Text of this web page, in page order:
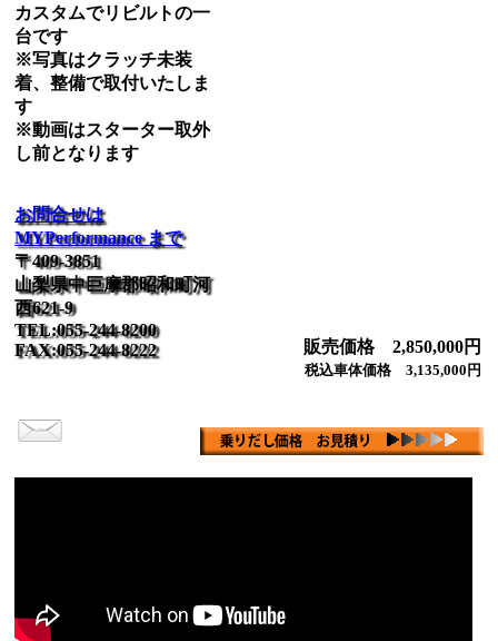
カスタムでリビルトの一
台です
※写真はクラッチ未装
着、整備で取付いたしま
す
※動画はスターター取外
し前となります
お問合せは
MYPerformance まで
〒409-3851
山梨県中巨摩郡昭和町河
西621-9
TEL:055-244-8200
FAX:055-244-8222
販売価格 2,850,000円
税込車体価格 3,135,000円